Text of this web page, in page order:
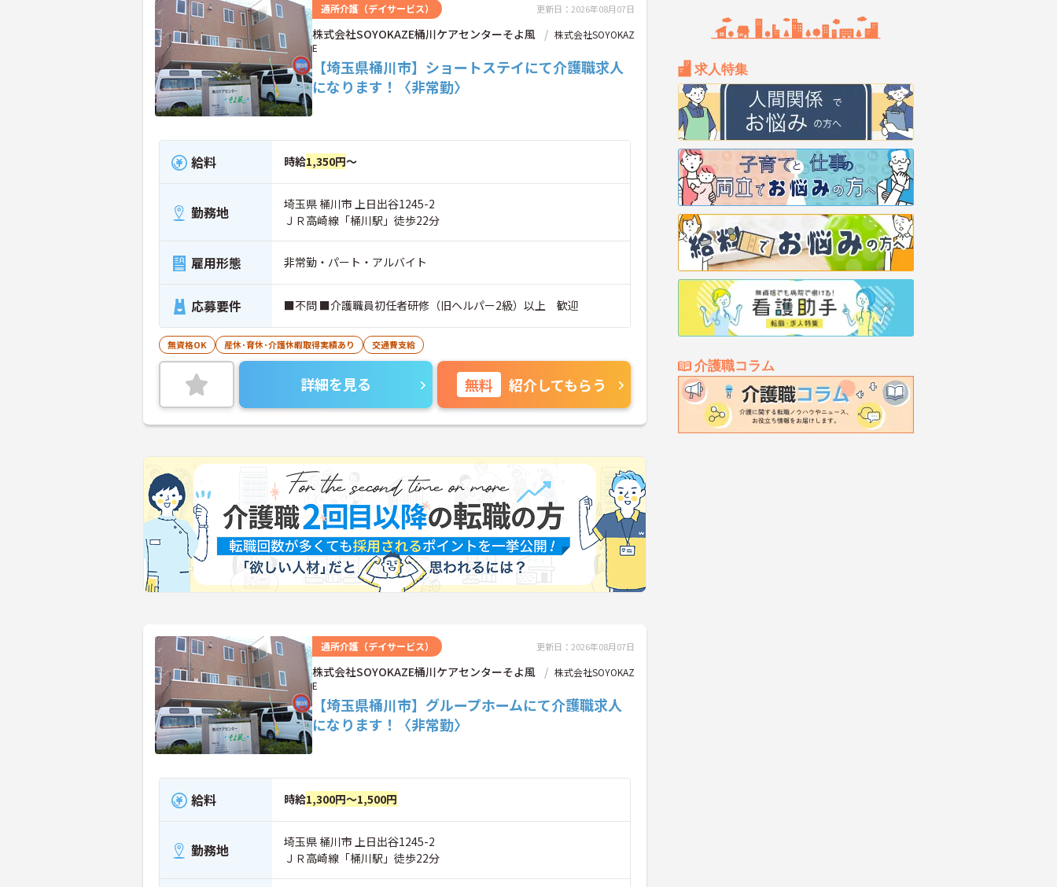
求人特集
介護職コラム
通所介護（デイサービス） 更新日：2026年08月07日
株式会社SOYOKAZE桶川ケアセンターそよ風
株式会社SOYOKAZ
E
【埼玉県桶川市】ショートステイにて介護職求人
になります！〈非常勤〉
給料 時給1,350円～
勤務地
埼玉県 桶川市 上日出谷1245-2
ＪＲ高崎線「桶川駅」徒歩22分
雇用形態 非常勤・パート・アルバイト
応募要件 ■不問 ■介護職員初任者研修（旧ヘルパー2級）以上 歓迎
無資格OK 産休･育休･介護休暇取得実績あり 交通費支給
詳細を見る 無料 紹介してもらう
通所介護（デイサービス） 更新日：2026年08月07日
株式会社SOYOKAZE桶川ケアセンターそよ風
株式会社SOYOKAZ
E
【埼玉県桶川市】グループホームにて介護職求人
になります！〈非常勤〉
給料 時給1,300円～1,500円
勤務地
埼玉県 桶川市 上日出谷1245-2
ＪＲ高崎線「桶川駅」徒歩22分